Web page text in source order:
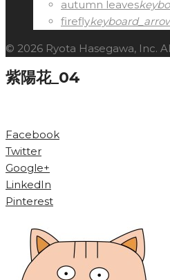
autumn leaves
firefly
© 2026 Ryota Hasegawa, Inc.
紫陽花_04
Facebook
Twitter
Google+
LinkedIn
Pinterest